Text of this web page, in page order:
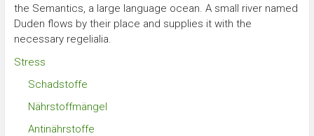
the Semantics, a large language ocean. A small river named
Duden flows by their place and supplies it with the
necessary regelialia.
Stress
Schadstoffe
Nährstoffmängel
Antinährstoffe